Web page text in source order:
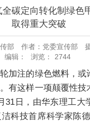
全碳定向转化制绿色
取得重大突破
部 作者：党委宣传部
编辑：
浏览： 2744
加注的绿色燃料，或
有这样一项颠覆性技
日，由华东理工大
科技首席科学家陈